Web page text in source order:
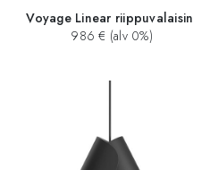
Voyage Linear riippuvalaisin
986 € (alv 0%)